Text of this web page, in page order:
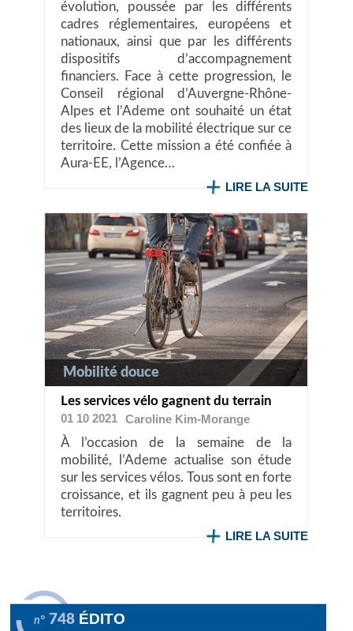
évolution, poussée par les différents
cadres réglementaires, européens et
nationaux, ainsi que par les différents
dispositifs d’accompagnement
financiers. Face à cette progression, le
Conseil régional d’Auvergne-Rhône-
Alpes et l’Ademe ont souhaité un état
des lieux de la mobilité électrique sur ce
territoire. Cette mission a été confiée à
Aura-EE, l’Agence…
LIRE LA SUITE
Mobilité douce
Les services vélo gagnent du terrain
01 10 2021
Caroline Kim-Morange
À l’occasion de la semaine de la
mobilité, l’Ademe actualise son étude
sur les services vélos. Tous sont en forte
croissance, et ils gagnent peu à peu les
territoires.
LIRE LA SUITE
n° 748 ÉDITO